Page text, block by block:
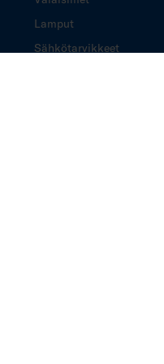
Lamput
Sähkötarvikkeet